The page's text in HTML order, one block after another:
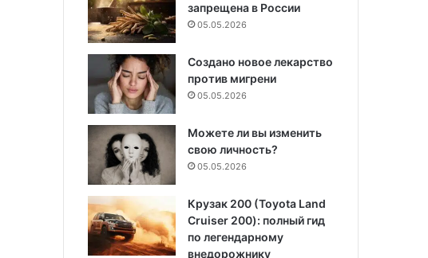
запрещена в России
05.05.2026
Создано новое лекарство
против мигрени
05.05.2026
Можете ли вы изменить
свою личность?
05.05.2026
Крузак 200 (Toyota Land
Cruiser 200): полный гид
по легендарному
внедорожнику